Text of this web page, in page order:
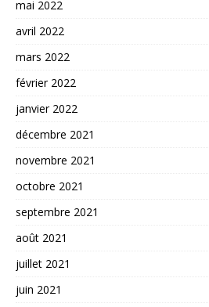
mai 2022
avril 2022
mars 2022
février 2022
janvier 2022
décembre 2021
novembre 2021
octobre 2021
septembre 2021
août 2021
juillet 2021
juin 2021